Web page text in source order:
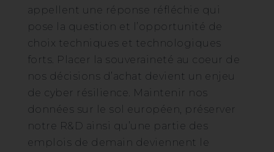
appellent une réponse réfléchie qui
pose la question et l’opportunité de
choix techniques et technologiques
forts. Placer la souveraineté au coeur de
nos décisions d’achat devient un enjeu
de cyber résilience. Maintenir nos
données sur le sol européen, préserver
notre R&D ainsi qu’une partie des
emplois de demain deviennent le